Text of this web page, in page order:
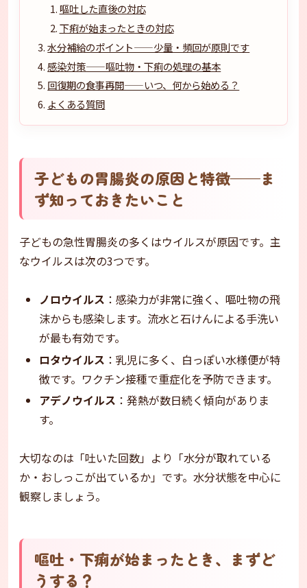
嘔吐した直後の対応
下痢が始まったときの対応
水分補給のポイント——少量・頻回が原則です
感染対策——嘔吐物・下痢の処理の基本
回復期の食事再開——いつ、何から始める？
よくある質問
子どもの胃腸炎の原因と特徴——ま
ず知っておきたいこと
子どもの急性胃腸炎の多くはウイルスが原因です。主
なウイルスは次の3つです。
ノロウイルス ：感染力が非常に強く、嘔吐物の飛
沫からも感染します。流水と石けんによる手洗い
が最も有効です。
ロタウイルス ：乳児に多く、白っぽい水様便が特
徴です。ワクチン接種で重症化を予防できます。
アデノウイルス ：発熱が数日続く傾向がありま
す。
大切なのは「吐いた回数」より「水分が取れている
か・おしっこが出ているか」です。水分状態を中心に
観察しましょう。
嘔吐・下痢が始まったとき、まずど
うする？